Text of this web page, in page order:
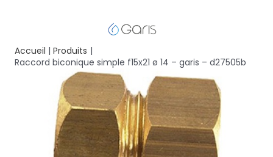
Accueil
Produits
Raccord biconique simple f15x21 ø 14 – garis – d27505b